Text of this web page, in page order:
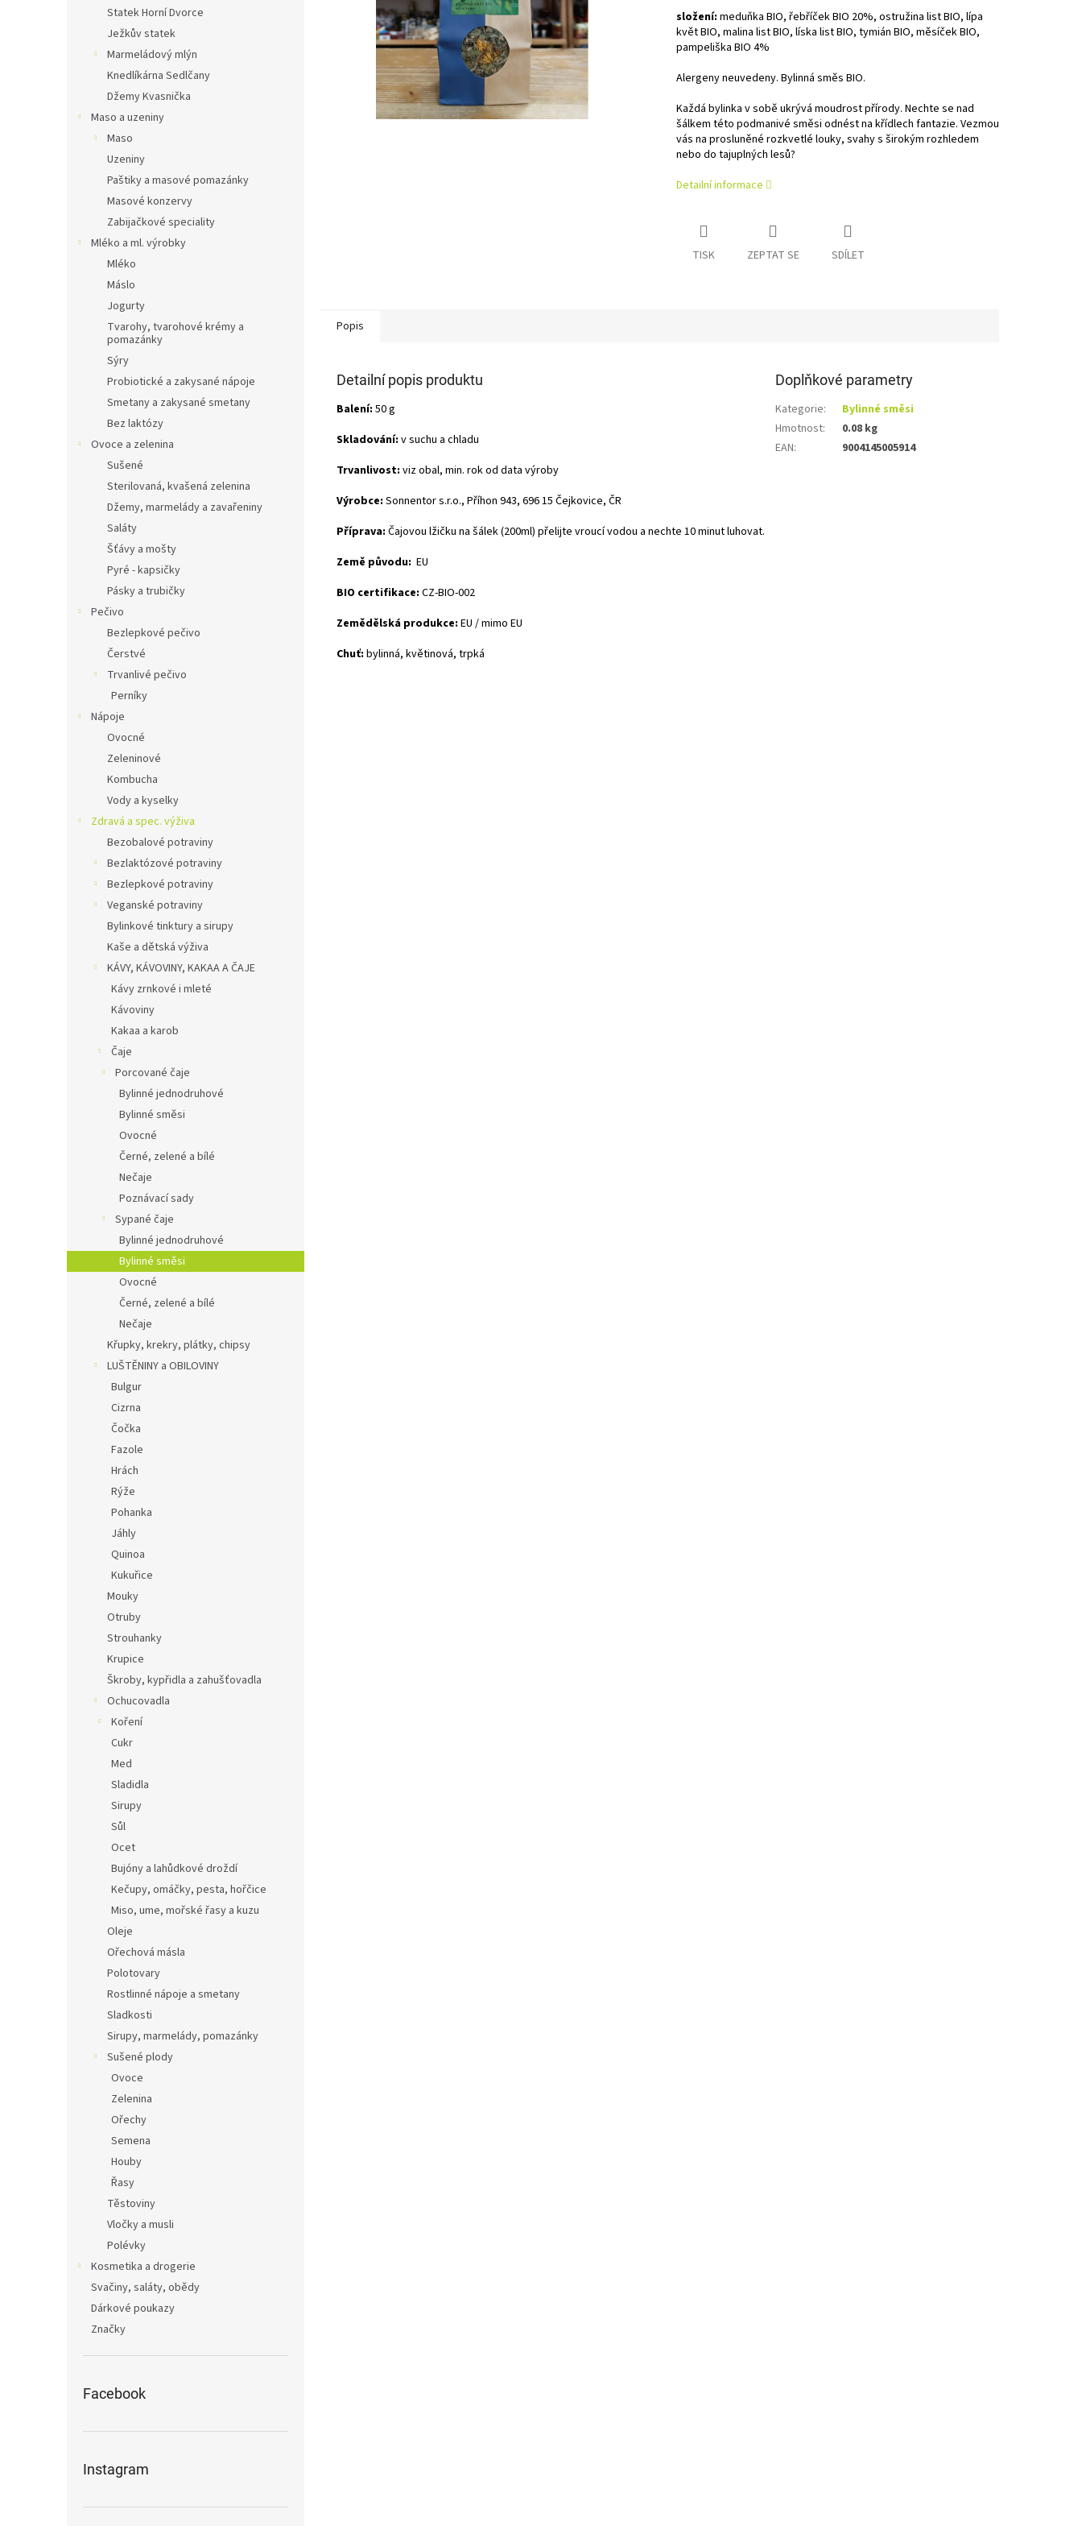
Statek Horní Dvorce
Ježkův statek
Marmeládový mlýn
Knedlíkárna Sedlčany
Džemy Kvasnička
Maso a uzeniny
Maso
Uzeniny
Paštiky a masové pomazánky
Masové konzervy
Zabijačkové speciality
Mléko a ml. výrobky
Mléko
Máslo
Jogurty
Tvarohy, tvarohové krémy a
pomazánky
Sýry
Probiotické a zakysané nápoje
Smetany a zakysané smetany
Bez laktózy
Ovoce a zelenina
Sušené
Sterilovaná, kvašená zelenina
Džemy, marmelády a zavařeniny
Saláty
Šťávy a mošty
Pyré - kapsičky
Pásky a trubičky
Pečivo
Bezlepkové pečivo
Čerstvé
Trvanlivé pečivo
Perníky
Nápoje
Ovocné
Zeleninové
Kombucha
Vody a kyselky
Zdravá a spec. výživa
Bezobalové potraviny
Bezlaktózové potraviny
Bezlepkové potraviny
Veganské potraviny
Bylinkové tinktury a sirupy
Kaše a dětská výživa
KÁVY, KÁVOVINY, KAKAA A ČAJE
Kávy zrnkové i mleté
Kávoviny
Kakaa a karob
Čaje
Porcované čaje
Bylinné jednodruhové
Bylinné směsi
Ovocné
Černé, zelené a bílé
Nečaje
Poznávací sady
Sypané čaje
Bylinné jednodruhové
Bylinné směsi
Ovocné
Černé, zelené a bílé
Nečaje
Křupky, krekry, plátky, chipsy
LUŠTĚNINY a OBILOVINY
Bulgur
Cizrna
Čočka
Fazole
Hrách
Rýže
Pohanka
Jáhly
Quinoa
Kukuřice
Mouky
Otruby
Strouhanky
Krupice
Škroby, kypřidla a zahušťovadla
Ochucovadla
Koření
Cukr
Med
Sladidla
Sirupy
Sůl
Ocet
Bujóny a lahůdkové droždí
Kečupy, omáčky, pesta, hořčice
Miso, ume, mořské řasy a kuzu
Oleje
Ořechová másla
Polotovary
Rostlinné nápoje a smetany
Sladkosti
Sirupy, marmelády, pomazánky
Sušené plody
Ovoce
Zelenina
Ořechy
Semena
Houby
Řasy
Těstoviny
Vločky a musli
Polévky
Kosmetika a drogerie
Svačiny, saláty, obědy
Dárkové poukazy
Značky
Facebook
Instagram
složení: meduňka BIO, řebříček BIO 20%, ostružina list BIO, lípa
květ BIO, malina list BIO, líska list BIO, tymián BIO, měsíček BIO,
pampeliška BIO 4%
Alergeny neuvedeny. Bylinná směs BIO.
Každá bylinka v sobě ukrývá moudrost přírody. Nechte se nad
šálkem této podmanivé směsi odnést na křídlech fantazie. Vezmou
vás na prosluněné rozkvetlé louky, svahy s širokým rozhledem
nebo do tajuplných lesů?
Detailní informace
TISK ZEPTAT SE SDÍLET
Popis
Detailní popis produktu
Balení: 50 g
Skladování: v suchu a chladu
Trvanlivost: viz obal, min. rok od data výroby
Výrobce: Sonnentor s.r.o., Příhon 943, 696 15 Čejkovice, ČR
Příprava: Čajovou lžičku na šálek (200ml) přelijte vroucí vodou a nechte 10 minut luhovat.
Země původu: EU
BIO certifikace: CZ-BIO-002
Zemědělská produkce: EU / mimo EU
Chuť: bylinná, květinová, trpká
Doplňkové parametry
Kategorie:
Bylinné směsi
Hmotnost:
0.08 kg
EAN: 9004145005914